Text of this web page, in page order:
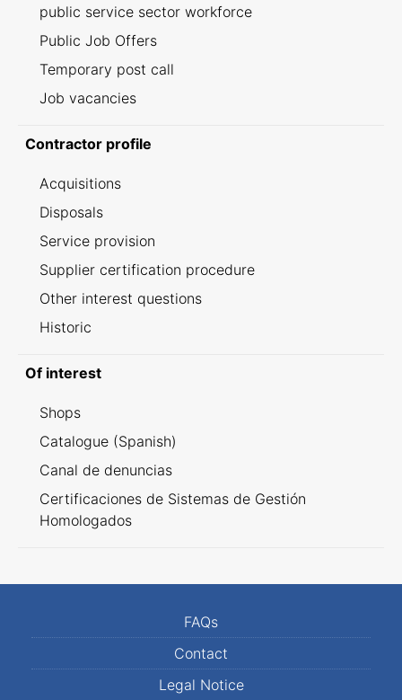
public service sector workforce
Public Job Offers
Temporary post call
Job vacancies
Contractor profile
Acquisitions
Disposals
Service provision
Supplier certification procedure
Other interest questions
Historic
Of interest
Shops
Catalogue (Spanish)
Canal de denuncias
Certificaciones de Sistemas de Gestión
Homologados
FAQs
Contact
Legal Notice